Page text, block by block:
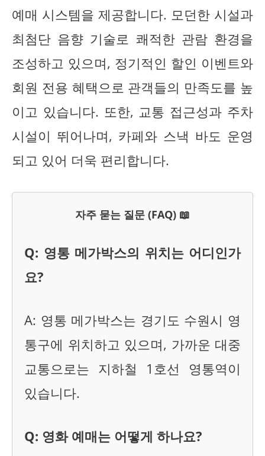
예매 시스템을 제공합니다. 모던한 시설과
최첨단 음향 기술로 쾌적한 관람 환경을
조성하고 있으며, 정기적인 할인 이벤트와
회원 전용 혜택으로 관객들의 만족도를 높
이고 있습니다. 또한, 교통 접근성과 주차
시설이 뛰어나며, 카페와 스낵 바도 운영
되고 있어 더욱 편리합니다.
자주 묻는 질문 (FAQ) 📖
Q: 영통 메가박스의 위치는 어디인가
요?
A: 영통 메가박스는 경기도 수원시 영
통구에 위치하고 있으며, 가까운 대중
교통으로는 지하철 1호선 영통역이
있습니다.
Q: 영화 예매는 어떻게 하나요?